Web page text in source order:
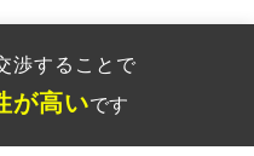
渉することで
が高いです